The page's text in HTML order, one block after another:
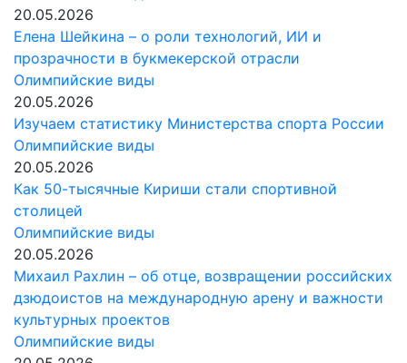
20.05.2026
Елена Шейкина – о роли технологий, ИИ и
прозрачности в букмекерской отрасли
Олимпийские виды
20.05.2026
Изучаем статистику Министерства спорта России
Олимпийские виды
20.05.2026
Как 50-тысячные Кириши стали спортивной
столицей
Олимпийские виды
20.05.2026
Михаил Рахлин – об отце, возвращении российских
дзюдоистов на международную арену и важности
культурных проектов
Олимпийские виды